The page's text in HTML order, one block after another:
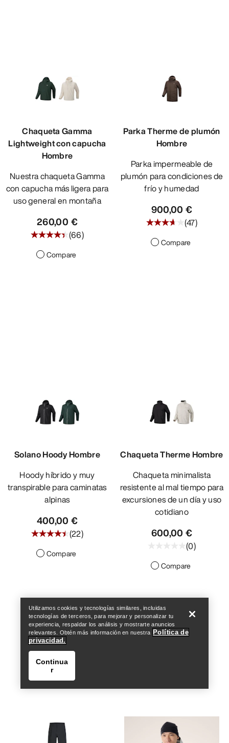
Chaqueta Gamma
Lightweight con capucha
Hombre
Nuestra chaqueta Gamma
con capucha más ligera para
uso general en montaña
260,00 €
(66)
Compare
Parka Therme de plumón
Hombre
Parka impermeable de
plumón para condiciones de
frío y humedad
900,00 €
(47)
Compare
Solano Hoody Hombre
Hoody híbrido y muy
transpirable para caminatas
alpinas
400,00 €
(22)
Compare
Chaqueta Therme Hombre
Chaqueta minimalista
resistente al mal tiempo para
excursiones de un día y uso
cotidiano
600,00 €
(0)
Compare
Utilizamos cookies y tecnologías similares, incluidas
tecnologías de terceros, para mejorar y personalizar tu
experiencia, respaldar los análisis y mostrarte anuncios
relevantes. Obtén más información en nuestra Política de
privacidad.
Continua
r